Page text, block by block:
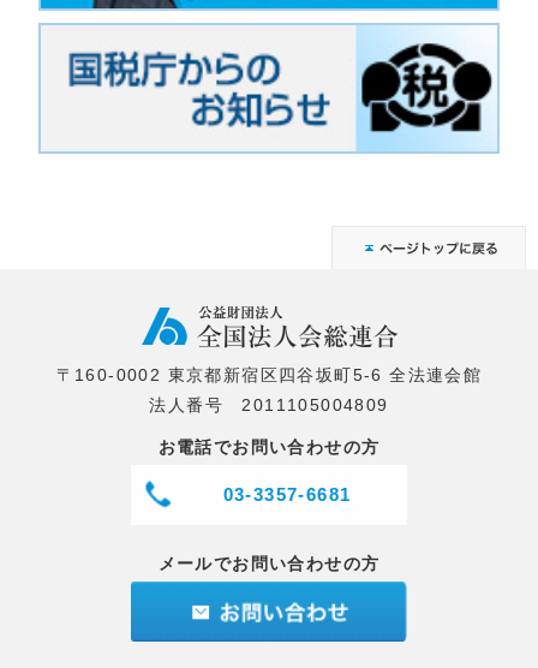
〒160-0002 東京都新宿区四谷坂町5-6 全法連会館
法人番号 2011105004809
お電話でお問い合わせの方
03-3357-6681
メールでお問い合わせの方